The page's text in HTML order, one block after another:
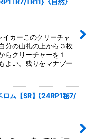
TR11}《自然》
カーこのクリーチャ
分の山札の上から３枚
らクリーチャーを１
よい。残りをマナゾー
ロム【SR】{24RP1秘7/